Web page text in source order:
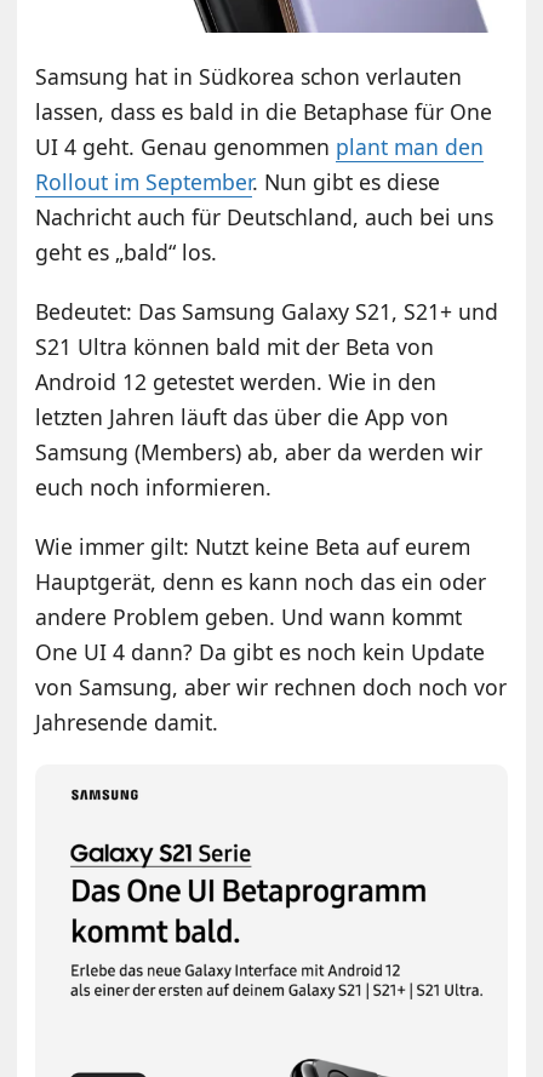
Samsung hat in Südkorea schon verlauten
lassen, dass es bald in die Betaphase für One
UI 4 geht. Genau genommen plant man den
Rollout im September. Nun gibt es diese
Nachricht auch für Deutschland, auch bei uns
geht es „bald“ los.
Bedeutet: Das Samsung Galaxy S21, S21+ und
S21 Ultra können bald mit der Beta von
Android 12 getestet werden. Wie in den
letzten Jahren läuft das über die App von
Samsung (Members) ab, aber da werden wir
euch noch informieren.
Wie immer gilt: Nutzt keine Beta auf eurem
Hauptgerät, denn es kann noch das ein oder
andere Problem geben. Und wann kommt
One UI 4 dann? Da gibt es noch kein Update
von Samsung, aber wir rechnen doch noch vor
Jahresende damit.